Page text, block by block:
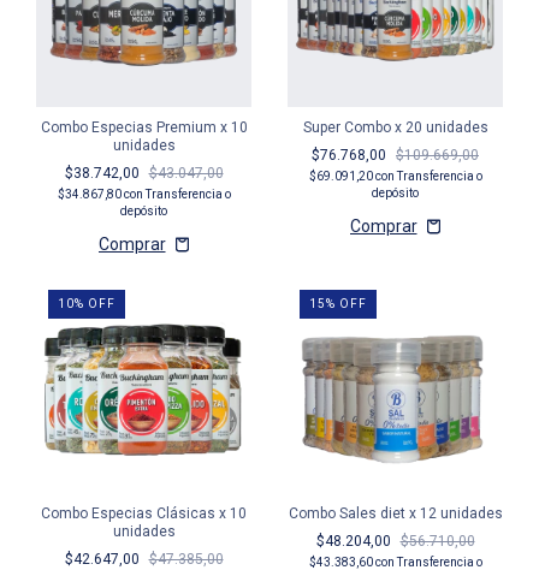
Combo Especias Premium x 10
unidades
$38.742,00
$43.047,00
$34.867,80con Transferencia o
depósito
Super Combo x 20 unidades
$76.768,00
$109.669,00
$69.091,20con Transferencia o
depósito
10% OFF
Combo Especias Clásicas x 10
unidades
$42.647,00
$47.385,00
15% OFF
Combo Sales diet x 12 unidades
$48.204,00
$56.710,00
$43.383,60con Transferencia o